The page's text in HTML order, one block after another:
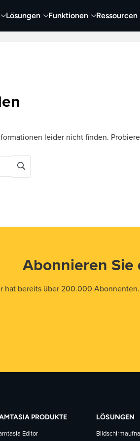
Lösungen Funktionen Ressourcen
Capture und Aufnehmen Video
leider nicht finden.
Abonnieren Sie
hat bereits über 200.000
PRODUKTE
Editor
LÖSUNGEN